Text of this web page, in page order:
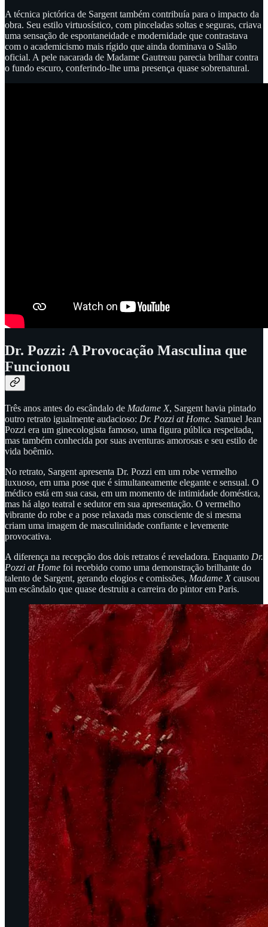
A técnica pictórica de Sargent também contribuía para o impacto da
obra. Seu estilo virtuosístico, com pinceladas soltas e seguras, criava
uma sensação de espontaneidade e modernidade que contrastava
com o academicismo mais rígido que ainda dominava o Salão
oficial. A pele nacarada de Madame Gautreau parecia brilhar contra
o fundo escuro, conferindo-lhe uma presença quase sobrenatural.
Dr. Pozzi: A Provocação Masculina que
Funcionou
Três anos antes do escândalo de Madame X, Sargent havia pintado
outro retrato igualmente audacioso: Dr. Pozzi at Home. Samuel Jean
Pozzi era um ginecologista famoso, uma figura pública respeitada,
mas também conhecida por suas aventuras amorosas e seu estilo de
vida boêmio.
No retrato, Sargent apresenta Dr. Pozzi em um robe vermelho
luxuoso, em uma pose que é simultaneamente elegante e sensual. O
médico está em sua casa, em um momento de intimidade doméstica,
mas há algo teatral e sedutor em sua apresentação. O vermelho
vibrante do robe e a pose relaxada mas consciente de si mesma
criam uma imagem de masculinidade confiante e levemente
provocativa.
A diferença na recepção dos dois retratos é reveladora. Enquanto Dr.
Pozzi at Home foi recebido como uma demonstração brilhante do
talento de Sargent, gerando elogios e comissões, Madame Xcausou
um escândalo que quase destruiu a carreira do pintor em Paris.